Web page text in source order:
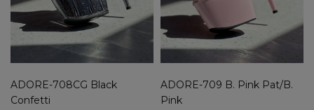
ADORE-708CG Black
Confetti
ADORE-709 B. Pink Pat/B.
Pink